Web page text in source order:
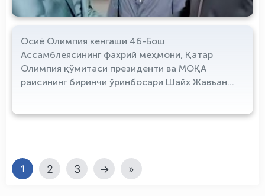
Осиё Олимпия кенгаши 46-Бош
Ассамблеясининг фахрий меҳмони, Қатар
Олимпия қўмитаси президенти ва МОҚА
раисининг биринчи ўринбосари Шайх Жавъан
1 2 3 → »